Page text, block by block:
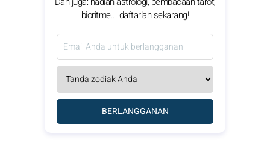
bioritme... daftarlah sekarang!
BERLANGGANAN